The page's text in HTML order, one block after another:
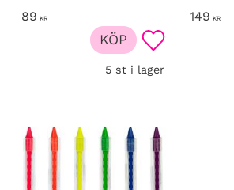
89 KR
Lägg till i
5 st i lager
KÖP
149 KR